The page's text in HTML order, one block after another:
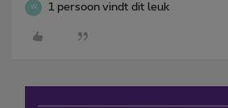
W 1 persoon vindt dit leuk